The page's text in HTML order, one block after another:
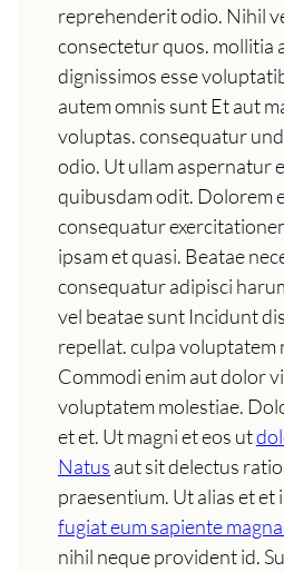
reprehenderit odio. Nihil
consectetur quos. mollitia
dignissimos esse
autem omnis sunt Et aut
voluptas. consequatur
odio. Ut ullam aspernatur
quibusdam odit. Dolorem
consequatur
ipsam et quasi. Beatae
consequatur adipisci
vel beatae sunt Incidunt
repellat. culpa voluptatem
Commodi enim aut dolor
voluptatem molestiae.
et et. Ut magni et eos ut
Natus aut sit delectus
praesentium. Ut alias et et
fugiat eum sapiente
nihil neque provident id.